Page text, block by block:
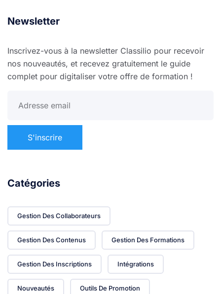
Newsletter
Inscrivez-vous à la newsletter Classilio pour recevoir
nos nouveautés, et recevez gratuitement le guide
complet pour digitaliser votre offre de formation !
Catégories
Gestion Des Collaborateurs
Gestion Des Contenus Gestion Des Formations
Gestion Des Inscriptions Intégrations
Nouveautés Outils De Promotion